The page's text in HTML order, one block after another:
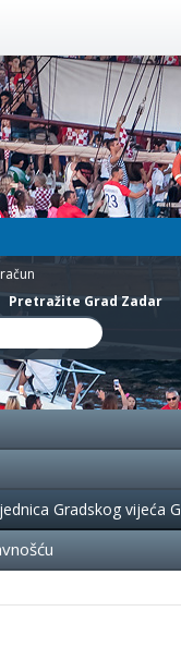
Pretražite Grad Zadar
Gradskog vijeća